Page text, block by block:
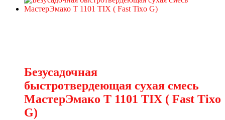
Безусадочная
быстротвердеющая сухая смесь
МастерЭмако T 1101 TIX ( Fast Tixo
G)